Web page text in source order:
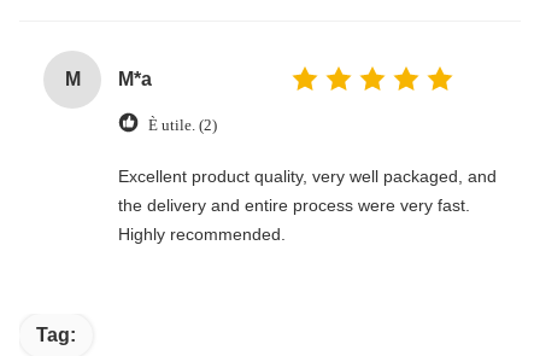
M M*a
È utile. (2)
Excellent product quality, very well packaged, and
the delivery and entire process were very fast.
Highly recommended.
Tag: